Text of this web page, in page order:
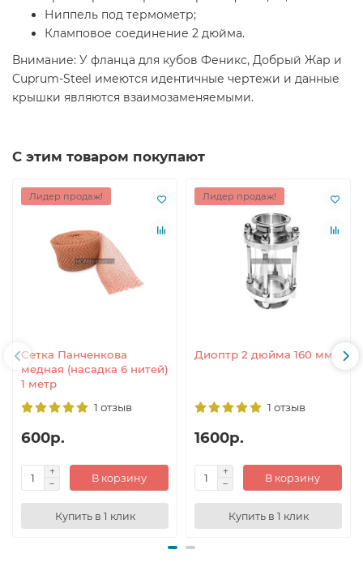
Ниппель под термометр;
Кламповое соединение 2 дюйма.
Внимание: У фланца для кубов Феникс, Добрый Жар и
Cuprum-Steel имеются идентичные чертежи и данные
крышки являются взаимозаменяемыми.
С этим товаром покупают
Лидер продаж!
Сетка Панченкова
медная (насадка 6 нитей)
1 метр
1 отзыв
600р.
В корзину
Купить в 1 клик
Лидер продаж!
Диоптр 2 дюйма 160 мм
1 отзыв
1600р.
В корзину
Купить в 1 клик